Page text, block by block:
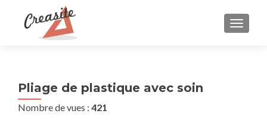
Pliage de plastique avec soin
Nombre de vues : 421